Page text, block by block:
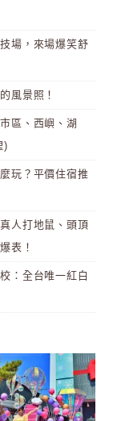
場，來場爆笑舒
風景照！
區、西嶼、湖
)
玩？平價住宿推
人打地鼠、頭頂
表！
：全台唯一紅白